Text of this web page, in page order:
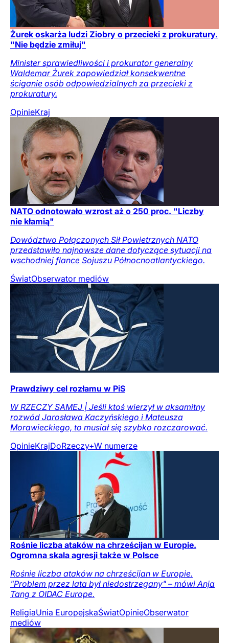
Żurek oskarża ludzi Ziobry o przecieki z prokuratury.
"Nie będzie zmiłuj"
Minister sprawiedliwości i prokurator generalny
Waldemar Żurek zapowiedział konsekwentne
ściganie osób odpowiedzialnych za przecieki z
prokuratury.
OpinieKraj
NATO odnotowało wzrost aż o 250 proc. "Liczby
nie kłamią"
Dowództwo Połączonych Sił Powietrznych NATO
przedstawiło najnowsze dane dotyczące sytuacji na
wschodniej flance Sojuszu Północnoatlantyckiego.
ŚwiatObserwator mediów
Prawdziwy cel rozłamu w PiS
W RZECZY SAMEJ | Jeśli ktoś wierzył w aksamitny
rozwód Jarosława Kaczyńskiego i Mateusza
Morawieckiego, to musiał się szybko rozczarować.
OpinieKrajDoRzeczy+W numerze
Rośnie liczba ataków na chrześcijan w Europie.
Ogromna skala agresji także w Polsce
Rośnie liczba ataków na chrześcijan w Europie.
"Problem przez lata był niedostrzegany" – mówi Anja
Tang z OIDAC Europe.
ReligiaUnia EuropejskaŚwiatOpinieObserwator
mediów